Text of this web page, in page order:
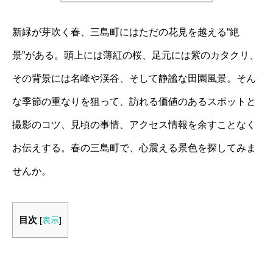
新緑が芽吹く春、三島町にはただの花見を越える“絶
景”がある。頭上には薄紅の桜、足元には紫のカタクリ、
その背景には名峰や渓谷、そして静謐な田園風景。そん
な季節の重なりを狙って、訪れる価値のあるスポットと
撮影のコツ、見頃の事情、アクセス情報を余すことなく
お伝えする。春の三島町で、心震える景色を探してみま
せんか。
目次 [表示]